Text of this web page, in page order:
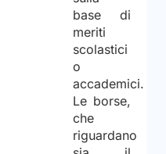
base di
meriti
scolastici
o
accademici.
Le borse,
che
riguardano